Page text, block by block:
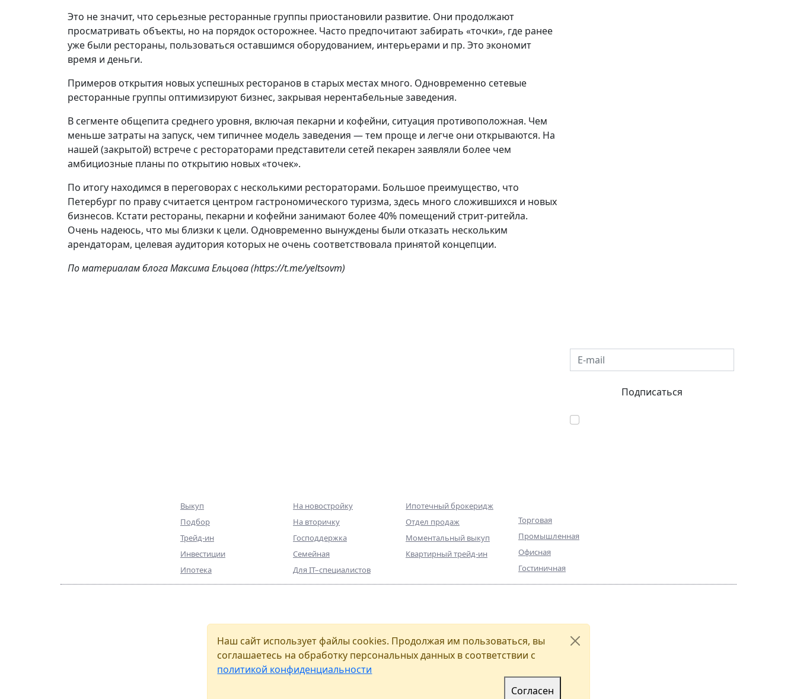
Это не значит, что серьезные ресторанные группы приостановили развитие. Они продолжают
просматривать объекты, но на порядок осторожнее. Часто предпочитают забирать «точки», где ранее
уже были рестораны, пользоваться оставшимся оборудованием, интерьерами и пр. Это экономит
время и деньги.
Примеров открытия новых успешных ресторанов в старых местах много. Одновременно сетевые
ресторанные группы оптимизируют бизнес, закрывая нерентабельные заведения.
В сегменте общепита среднего уровня, включая пекарни и кофейни, ситуация противоположная. Чем
меньше затраты на запуск, чем типичнее модель заведения — тем проще и легче они открываются. На
нашей (закрытой) встрече с рестораторами представители сетей пекарен заявляли более чем
амбициозные планы по открытию новых «точек».
По итогу находимся в переговорах с несколькими рестораторами. Большое преимущество, что
Петербург по праву считается центром гастрономического туризма, здесь много сложившихся и новых
бизнесов. Кстати рестораны, пекарни и кофейни занимают более 40% помещений стрит-ритейла.
Очень надеюсь, что мы близки к цели. Одновременно вынуждены были отказать нескольким
арендаторам, целевая аудитория которых не очень соответствовала принятой концепции.
По материалам блога Максима Ельцова (https://t.me/yeltsovm)
E-mail
Подписаться
Выкуп
Подбор
Трейд-ин
Инвестиции
Ипотека
На новостройку
На вторичку
Господдержка
Семейная
Для IT–специалистов
Ипотечный брокеридж
Отдел продаж
Моментальный выкуп
Квартирный трейд-ин
Торговая
Промышленная
Офисная
Гостиничная
Агентство недвижимости, ипотечный брокер и профессиональный консультант на рынке
инвестиций и недвижимости в Петербурге. Обращайтесь к нам с любыми вопросами!
| Соглашение оперсональных данных
Санкт-Петербург, ул. Парадная, д. 3, к. 2,
офис 357Н
Наш сайт использует файлы cookies. Продолжая им пользоваться, вы
соглашаетесь на обработку персональных данных в соответствии с
политикой конфиденциальности
Согласен